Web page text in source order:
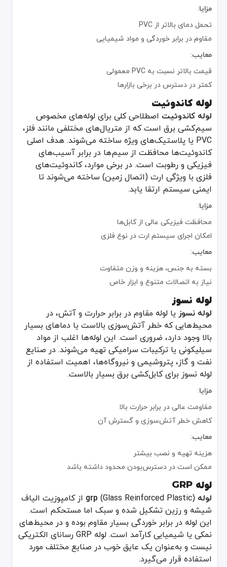
مزایا:
تحمل دمای بالاتر از PVC
مقاوم در برابر خوردگی و مواد شیمیایی
معایب:
قیمت بالاتر نسبت به PVC معمولی
کمتر در دسترس در برخی بازارها
لوله کاندوئیت
لوله کاندوئیت اصطلاحی کلی برای لوله‌های مخصوص
سیم‌کشی برق است که از متریال‌های مختلفی مانند فلز،
PVC یا پلاستیک‌های ویژه ساخته می‌شوند. هدف اصلی
کاندوئیت‌ها محافظت از سیم‌ها در برابر آسیب‌های
فیزیکی و رطوبت است. در برخی موارد، کاندوئیت‌های
فلزی با ویژگی ارت (اتصال زمین) ساخته می‌شوند تا
ایمنی سیستم ارتقا یابد.
مزایا:
محافظت فیزیکی عالی از کابل‌ها
امکان اجرای سیستم ارت در نوع فلزی
معایب:
بسته به جنس، هزینه و وزن متفاوت
نیاز به اتصالات متنوع و ابزار خاص
لوله نسوز
لوله نسوز یا لوله مقاوم در برابر حرارت و آتش، در
محیط‌هایی که خطر آتش‌سوزی بالاست یا دماهای بسیار
بالا وجود دارد، ضروری است. این لوله‌ها اغلب از مواد
سیلیکونی یا ترکیبات سرامیکی تهیه می‌شوند. در صنایع
نفت و گاز، پتروشیمی و نیروگاه‌ها، اهمیت استفاده از
لوله نسوز برای کابل‌کشی برق بسیار بالاست.
مزایا:
مقاومت عالی در برابر حرارت بالا
کاهش خطر آتش‌سوزی و گسترش آن
معایب:
هزینه تهیه و نصب بیشتر
ممکن است در دسترس‌بودن محدود داشته باشد
لوله GRP
لوله grp
(Glass Reinforced Plastic) از کامپوزیت الیاف
شیشه و رزین تشکیل شده و سبک اما مستحکم است.
این لوله در برابر خوردگی بسیار مقاوم بوده و در محیط‌های
نمکی یا شیمیایی کارآمد است. لوله GRP رسانای الکتریکی
نیست و به‌عنوان یک عایق خوب در صنایع مختلف مورد
استفاده قرار می‌گیرد.